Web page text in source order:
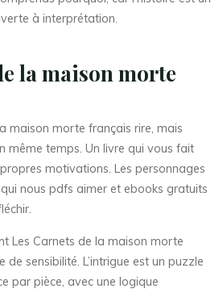
à interprétation.
la maison morte
maison morte français rire, mais
même temps. Un livre qui vous fait
motivations. Les personnages
nous pdfs aimer et ebooks gratuits
Les Carnets de la maison morte
de sensibilité. L’intrigue est un puzzle
par pièce, avec une logique